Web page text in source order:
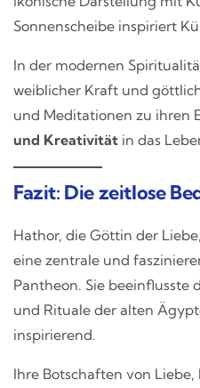
Sonnenscheibe inspiriert
In der modernen
weiblicher Kraft und
und Meditationen zu ihren
und Kreativität in das
Fazit: Die zeitlose
Hathor, die Göttin der
eine zentrale und
Pantheon. Sie beeinflusste
und Rituale der alten
inspirierend.
Ihre Botschaften von